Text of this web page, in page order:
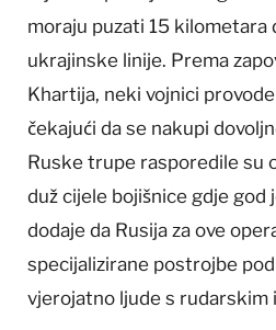
moraju puzati 15 kilometara
ukrajinske linije. Prema
Khartija, neki vojnici
čekajući da se nakupi
Ruske trupe rasporedile su
duž cijele bojišnice gdje god
dodaje da Rusija za ove
specijalizirane postrojbe pod
vjerojatno ljude s rudarskim